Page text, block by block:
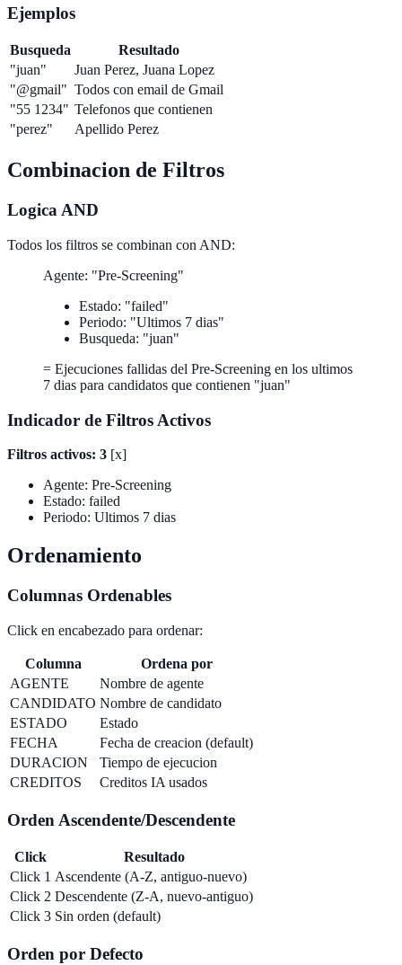
Ejemplos
Busqueda
Resultado
"juan"
Juan Perez, Juana Lopez
"@gmail" Todos con email de Gmail
"55 1234" Telefonos que contienen
"perez"
Apellido Perez
Combinacion de Filtros
Logica AND
Todos los filtros se combinan con AND:
Agente: "Pre-Screening"
Estado: "failed"
Periodo: "Ultimos 7 dias"
Busqueda: "juan"
= Ejecuciones fallidas del Pre-Screening en los ultimos
7 dias para candidatos que contienen "juan"
Indicador de Filtros Activos
Filtros activos: 3 [x]
Agente: Pre-Screening
Estado: failed
Periodo: Ultimos 7 dias
Ordenamiento
Columnas Ordenables
Click en encabezado para ordenar:
Columna
Ordena por
AGENTE
Nombre de agente
CANDIDATO Nombre de candidato
ESTADO
Estado
FECHA
Fecha de creacion (default)
DURACION
Tiempo de ejecucion
CREDITOS
Creditos IA usados
Orden Ascendente/Descendente
Click
Resultado
Click 1 Ascendente (A-Z, antiguo-nuevo)
Click 2 Descendente (Z-A, nuevo-antiguo)
Click 3 Sin orden (default)
Orden por Defecto